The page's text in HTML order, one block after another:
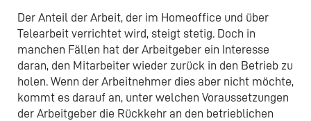
Der Anteil der Arbeit, der im Homeoffice und über
Telearbeit verrichtet wird, steigt stetig. Doch in
manchen Fällen hat der Arbeitgeber ein Interesse
daran, den Mitarbeiter wieder zurück in den Betrieb zu
holen. Wenn der Arbeitnehmer dies aber nicht möchte,
kommt es darauf an, unter welchen Voraussetzungen
der Arbeitgeber die Rückkehr an den betrieblichen